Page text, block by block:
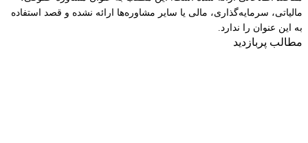
مالیاتی، سرمایه‌گذاری، مالی یا سایر مشاوره‌ها ارائه نشده و قصد استفاده
به این عنوان را ندارد.
مطالب پربازدید